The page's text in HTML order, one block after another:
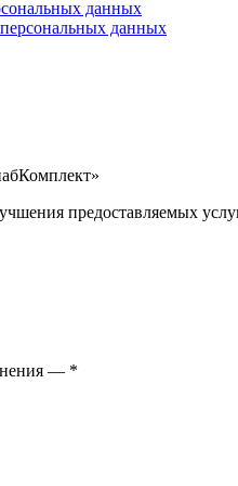
данных
данных
предоставляемых
— *